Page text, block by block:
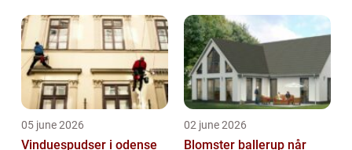
05 june 2026
Vinduespudser i odense
02 june 2026
Blomster ballerup når